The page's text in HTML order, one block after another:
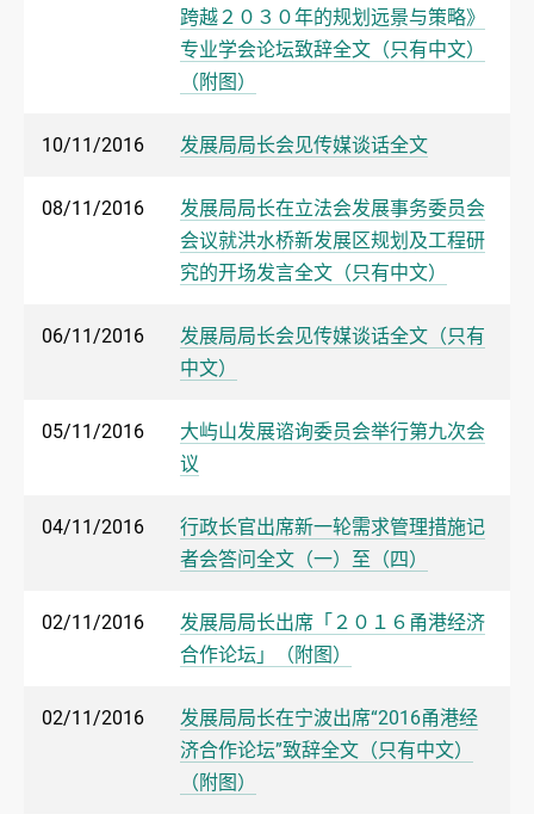
跨越２０３０年的规划远景与策略》
专业学会论坛致辞全文（只有中文）
（附图）
10/11/2016 发展局局长会见传媒谈话全文
08/11/2016
发展局局长在立法会发展事务委员会
会议就洪水桥新发展区规划及工程研
究的开场发言全文（只有中文）
06/11/2016
发展局局长会见传媒谈话全文（只有
中文）
05/11/2016
大屿山发展谘询委员会举行第九次会
议
04/11/2016
行政长官出席新一轮需求管理措施记
者会答问全文（一）至（四）
02/11/2016
发展局局长出席「２０１６甬港经济
合作论坛」（附图）
02/11/2016
发展局局长在宁波出席“2016甬港经
济合作论坛”致辞全文（只有中文）
（附图）